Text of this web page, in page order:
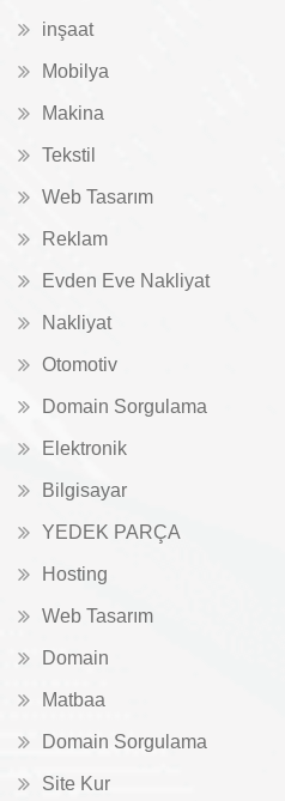
inşaat
Mobilya
Makina
Tekstil
Web Tasarım
Reklam
Evden Eve Nakliyat
Nakliyat
Otomotiv
Domain Sorgulama
Elektronik
Bilgisayar
YEDEK PARÇA
Hosting
Web Tasarım
Domain
Matbaa
Domain Sorgulama
Site Kur